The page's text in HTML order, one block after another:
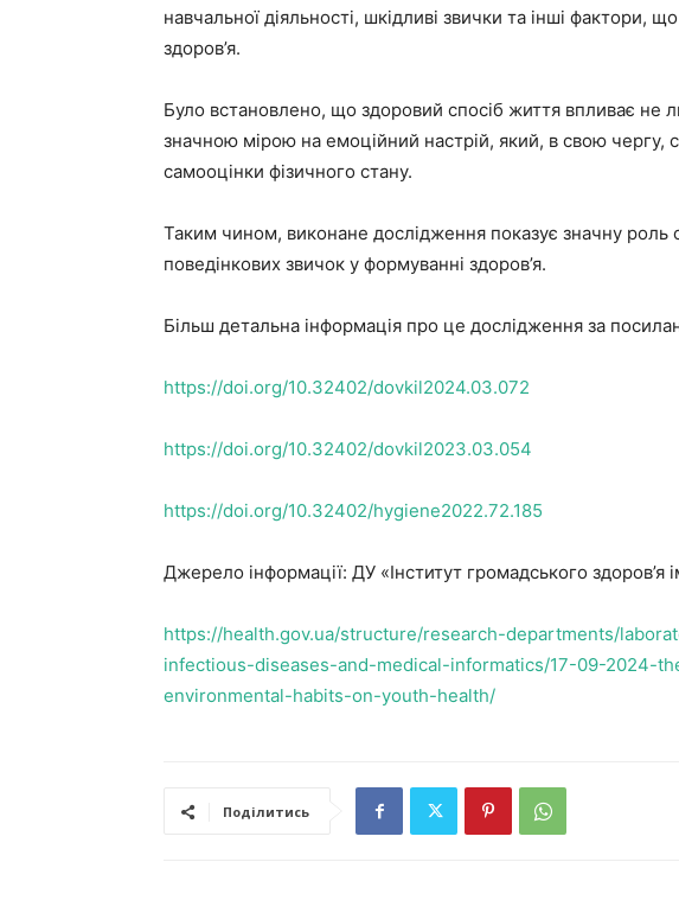
навчальної діяльності, шкідливі звички та інші фактори,
здоров’я.
Було встановлено, що здоровий спосіб життя впливає не
значною мірою на емоційний настрій, який, в свою чергу,
самооцінки фізичного стану.
Таким чином, виконане дослідження показує значну роль
поведінкових звичок у формуванні здоров’я.
Більш детальна інформація про це дослідження за
https://doi.org/10.32402/dovkil2024.03.072
https://doi.org/10.32402/dovkil2023.03.054
https://doi.org/10.32402/hygiene2022.72.185
Джерело інформації: ДУ «Інститут громадського
https://health.gov.ua/structure/research-departments/
infectious-diseases-and-medical-informatics/17-09-2024-
environmental-habits-on-youth-health/
Поділитись